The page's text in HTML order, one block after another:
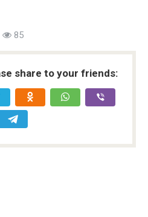
85
share to your friends: